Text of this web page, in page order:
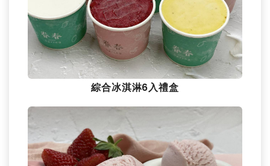
綜合冰淇淋6入禮盒